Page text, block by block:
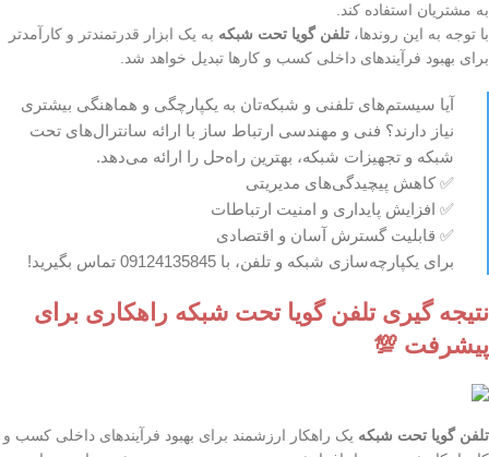
به مشتریان استفاده کند.
با توجه به این روندها، تلفن گویا تحت شبکه به یک ابزار قدرتمندتر و کارآمدتر
برای بهبود فرآیندهای داخلی کسب و کارها تبدیل خواهد شد.
آیا سیستم‌های تلفنی و شبکه‌تان به یکپارچگی و هماهنگی بیشتری
نیاز دارند؟ فنی و مهندسی ارتباط ساز با ارائه سانترال‌های تحت
شبکه و تجهیزات شبکه، بهترین راه‌حل را ارائه می‌دهد.
✅ کاهش پیچیدگی‌های مدیریتی
✅ افزایش پایداری و امنیت ارتباطات
✅ قابلیت گسترش آسان و اقتصادی
برای یکپارچه‌سازی شبکه و تلفن، با 09124135845 تماس بگیرید!
نتیجه گیری تلفن گویا تحت شبکه راهکاری برای
پیشرفت 💯
تلفن گویا تحت شبکه یک راهکار ارزشمند برای بهبود فرآیندهای داخلی کسب و